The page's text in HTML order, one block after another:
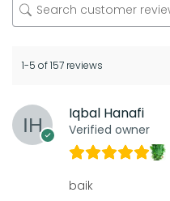
1-5 of 157 reviews
Iqbal Hanafi
Verified owner
baik